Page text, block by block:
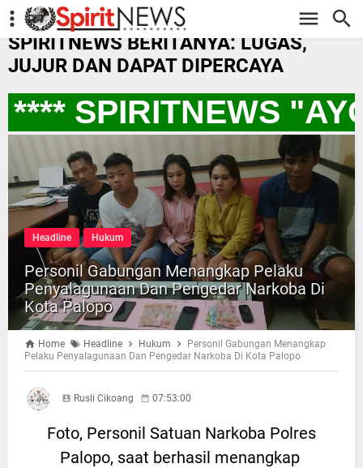
-->
SPIRITNEWS BERITANYA: LUGAS,
JUJUR DAN DAPAT DIPERCAYA
SPIRITNEWS "AYO
Headline Hukum
Personil Gabungan Menangkap Pelaku
Penyalagunaan Dan Pengedar Narkoba Di
Kota Palopo
Home Headline Hukum
Personil Gabungan Menangkap
Pelaku Penyalagunaan Dan Pengedar Narkoba Di Kota Palopo
Rusli Cikoang 07:53:00
Foto, Personil Satuan Narkoba Polres
Palopo, saat berhasil menangkap